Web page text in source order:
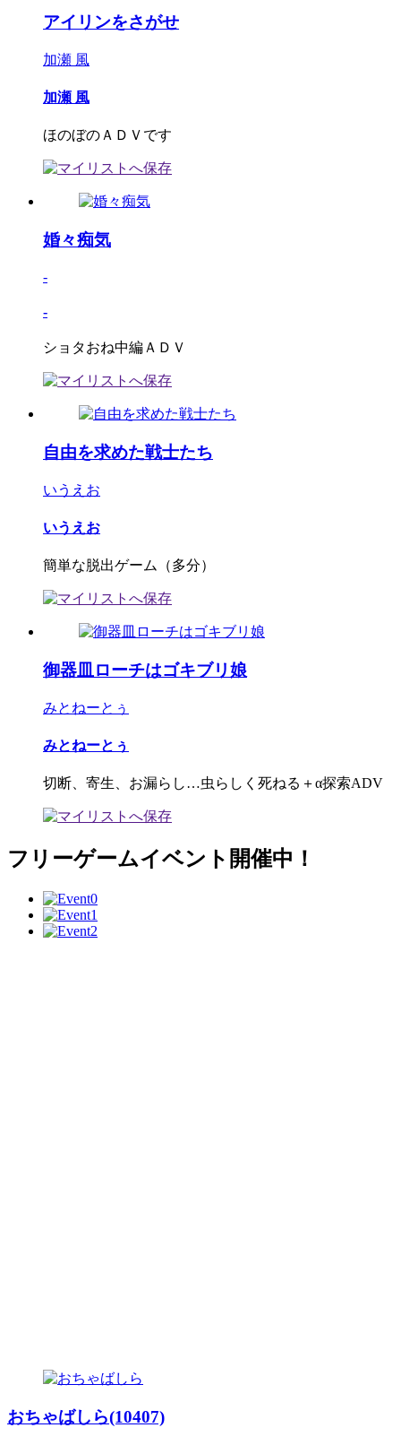
アイリンをさがせ
加瀬 風
加瀬 風
ほのぼのＡＤＶです
婚々痴気
-
-
ショタおね中編ＡＤＶ
自由を求めた戦士たち
いうえお
いうえお
簡単な脱出ゲーム（多分）
御器皿ローチはゴキブリ娘
みとねーとぅ
みとねーとぅ
切断、寄生、お漏らし…虫らしく死ねる＋α探索ADV
フリーゲームイベント開催中！
おちゃばしら(10407)